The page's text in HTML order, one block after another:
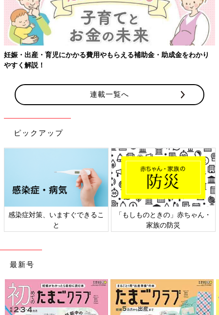
妊娠・出産・育児にかかる費用やもらえる補助金・助成金をわかり
やすく解説！
連載一覧へ
ピックアップ
感染症対策、いますぐできるこ
と
「もしものときの」赤ちゃん・
家族の防災
最新号